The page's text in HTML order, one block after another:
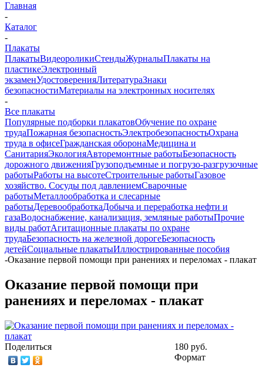
Главная
-
Каталог
-
Плакаты
ПлакатыВидеороликиСтендыЖурналыПлакаты на
пластикеЭлектронный
экзаменУдостоверенияЛитератураЗнаки
безопасностиМатериалы на электронных носителях
-
Все плакаты
Популярные подборки плакатовОбучение по охране
трудаПожарная безопасностьЭлектробезопасностьОхрана
труда в офисеГражданская оборонаМедицина и
СанитарияЭкологияАвторемонтные работыБезопасность
дорожного движенияГрузоподъемные и погрузо-разгрузочные
работыРаботы на высотеСтроительные работыГазовое
хозяйство. Сосуды под давлениемСварочные
работыМеталлообработка и слесарные
работыДеревообработкаДобыча и переработка нефти и
газаВодоснабжение, канализация, земляные работыПрочие
виды работАгитационные плакаты по охране
трудаБезопасность на железной дорогеБезопасность
детейСоциальные плакатыИллюстрированные пособия
-Оказание первой помощи при ранениях и переломах - плакат
Оказание первой помощи при
ранениях и переломах - плакат
Поделиться
180 руб.
Формат